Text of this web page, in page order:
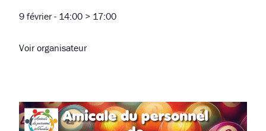
9 février - 14:00 > 17:00
Voir organisateur